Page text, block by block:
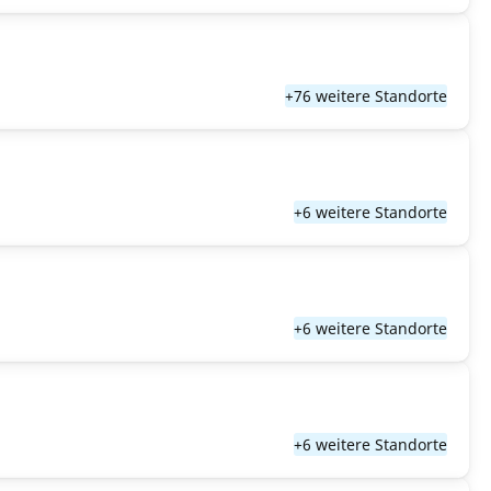
+76 weitere Standorte
+6 weitere Standorte
+6 weitere Standorte
+6 weitere Standorte